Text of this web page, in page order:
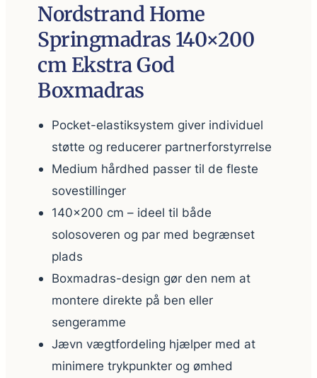
Nordstrand Home
Springmadras 140×200
cm Ekstra God
Boxmadras
Pocket-elastiksystem giver individuel
støtte og reducerer partnerforstyrrelse
Medium hårdhed passer til de fleste
sovestillinger
140×200 cm – ideel til både
solosoveren og par med begrænset
plads
Boxmadras-design gør den nem at
montere direkte på ben eller
sengeramme
Jævn vægtfordeling hjælper med at
minimere trykpunkter og ømhed